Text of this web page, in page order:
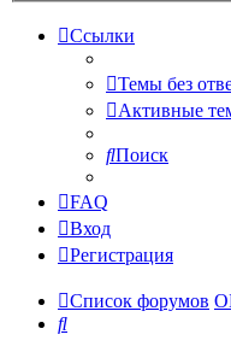
Ссылки
Темы без
Активные
Поиск
FAQ
Вход
Регистрация
Список форумов
Поиск